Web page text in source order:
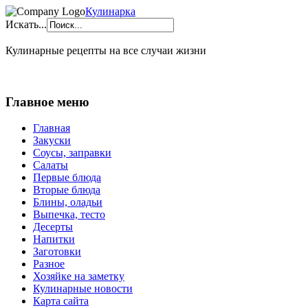
Кулинарка
Искать...
Кулинарные рецепты на все случаи жизни
Главное меню
Главная
Закуски
Соусы, заправки
Салаты
Первые блюда
Вторые блюда
Блины, оладьи
Выпечка, тесто
Десерты
Напитки
Заготовки
Разное
Хозяйке на заметку
Кулинарные новости
Карта сайта